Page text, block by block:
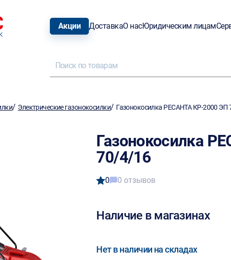
Акции ДоставкаО насЮридическим лицам
/ Электрические газонокосилки/ Газонокосилка РЕСАНТА КР-2000 ЭП
Газонокосилка
70/4/16
0 0 отзывов
Наличие в магазинах
Нет в наличии на складах